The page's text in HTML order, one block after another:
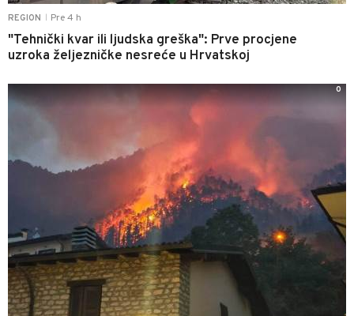
REGION Pre 4 h
"Tehnički kvar ili ljudska greška": Prve procjene
uzroka željezničke nesreće u Hrvatskoj
0